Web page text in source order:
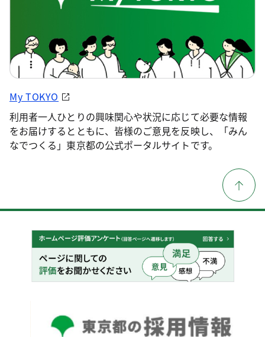
My TOKYO
利用者一人ひとりの興味関心や状況に応じて必要な情報
をお届けするとともに、皆様のご意見を反映し、「みん
なでつくる」東京都の公式ポータルサイトです。